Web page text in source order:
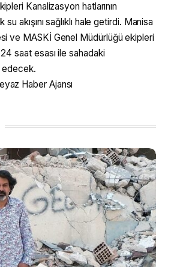
Kanalizasyon hatlarının
akışını sağlıklı hale getirdi. Manisa
ve MASKİ Genel Müdürlüğü ekipleri
saat esası ile sahadaki
edecek.
Haber Ajansı